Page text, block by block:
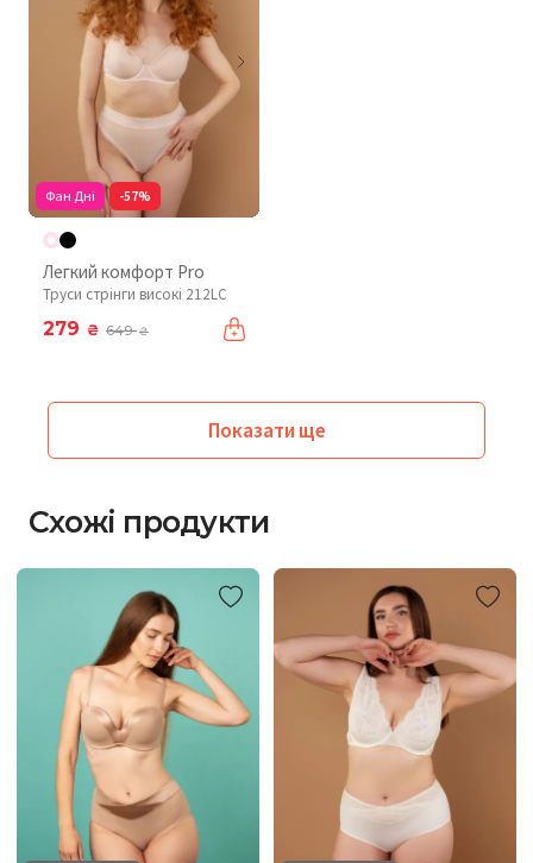
Фан Дні -57%
Легкий комфорт Pro
Труси стрінги високі 212LC
279 ₴ 649₴
Показати ще
Схожі продукти